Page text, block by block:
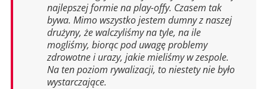
najlepszej formie na play-offy. Czasem tak
bywa. Mimo wszystko jestem dumny z naszej
drużyny, że walczyliśmy na tyle, na ile
mogliśmy, biorąc pod uwagę problemy
zdrowotne i urazy, jakie mieliśmy w zespole.
Na ten poziom rywalizacji, to niestety nie było
wystarczające.